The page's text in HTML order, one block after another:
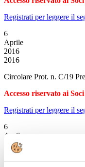
Registrati per leggere il
6
Aprile
2016
2016
Circolare Prot. n. C/19
Accesso riservato ai Soci
Registrati per leggere il
6
Aprile
2016
2016